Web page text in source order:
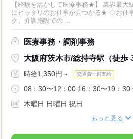
【経験を活かして医療事務★】 業界最大
にピッタリのお仕事が見つかる★ ◇お仕事内容◇ 病院やクリニッ
ク、介護施設での ...
医療事務・調剤事務
大阪府茨木市/総持寺駅（徒歩 3
時給1,350円～ 交通費一部支給
08：30〜12：00 16：30〜19：30
木曜日 日曜日 祝日
もっと見る